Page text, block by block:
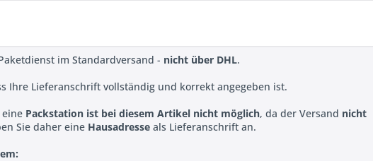
im Standardversand - nicht über DHL.
Ihre Lieferanschrift vollständig und korrekt angegeben ist.
eine Packstation ist bei diesem Artikel nicht möglich, da der Versand nicht
Sie daher eine Hausadresse als Lieferanschrift an.